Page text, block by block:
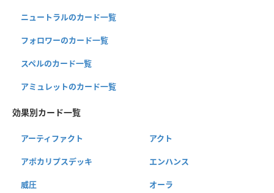
ニュートラルのカード一覧
フォロワーのカード一覧
スペルのカード一覧
アミュレットのカード一覧
効果別カード一覧
アーティファクト アクト
アポカリプスデッキ エンハンス
威圧 オーラ